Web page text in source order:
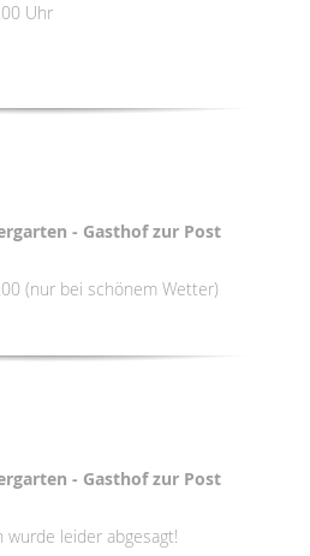
Uhr
- Gasthof zur Post
(nur bei schönem Wetter)
- Gasthof zur Post
wurde leider abgesagt!